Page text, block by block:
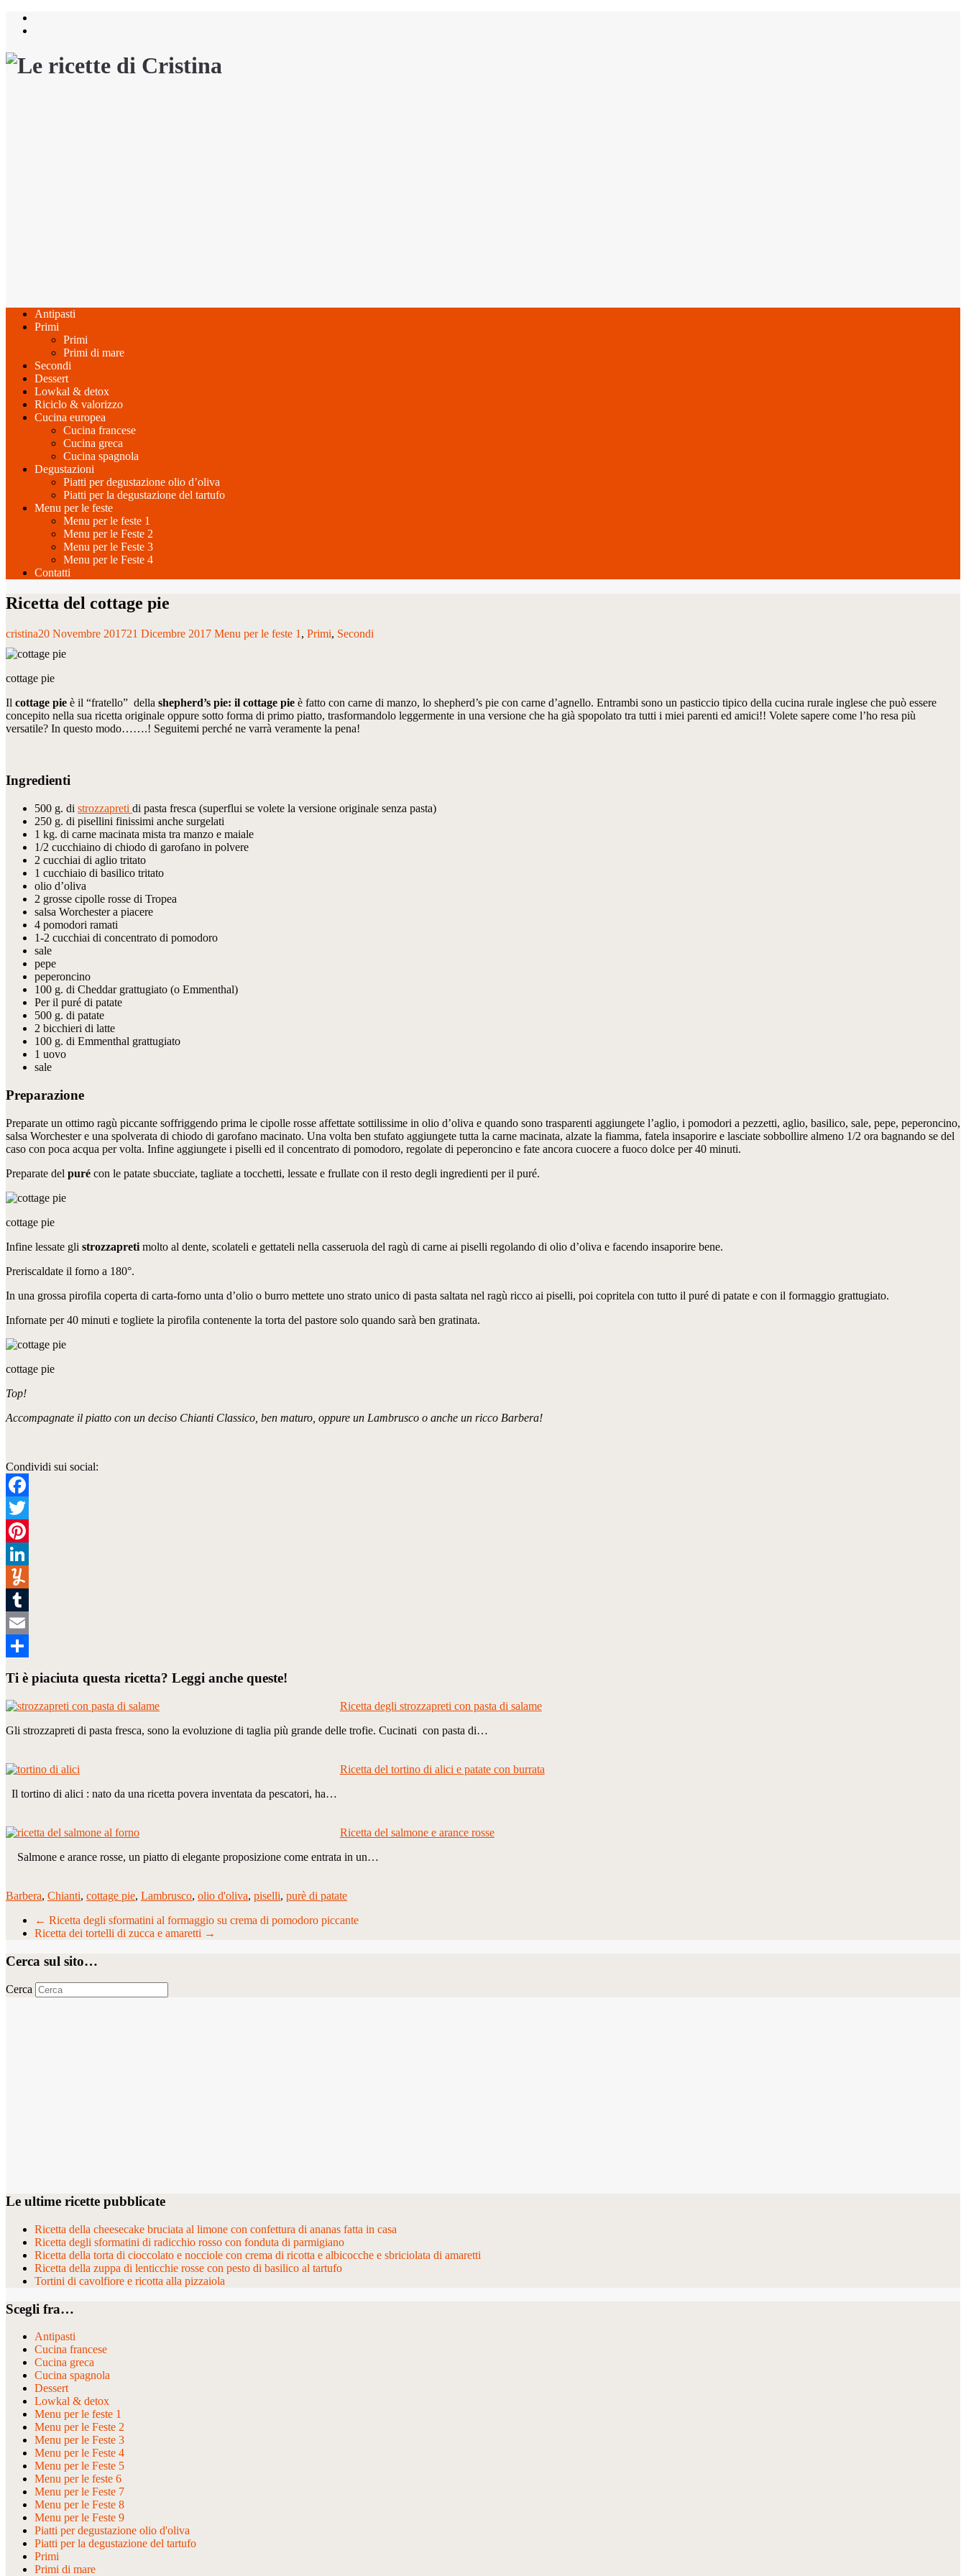
Salta
Antipasti
Primi
Primi
Primi di mare
Secondi
Dessert
Lowkal & detox
Riciclo & valorizzo
Cucina europea
Cucina francese
Cucina greca
Cucina spagnola
Degustazioni
Piatti per degustazione olio d’oliva
Piatti per la degustazione del tartufo
Menu per le feste
Menu per le feste 1
Menu per le Feste 2
Menu per le Feste 3
Menu per le Feste 4
Contatti
Ricetta del cottage pie
cristina20 Novembre 201721 Dicembre 2017 Menu per le feste 1 Primi Secondi
cottage pie
Il cottage pie è il “fratello” della shepherd’s pie: il cottage pie è fatto con carne di manzo, lo shepherd’s pie con carne d’agnello. Entrambi sono un pasticcio tipico della cucina rurale inglese che può essere
concepito nella sua ricetta originale oppure sotto forma di primo piatto, trasformandolo leggermente in una versione che ha già spopolato tra tutti i miei parenti ed amici!! Volete sapere come l’ho resa più
versatile? In questo modo…….! Seguitemi perché ne varrà veramente la pena!
Ingredienti
500 g. di strozzapreti di pasta fresca (superflui se volete la versione originale senza pasta)
250 g. di pisellini finissimi anche surgelati
1 kg. di carne macinata mista tra manzo e maiale
1/2 cucchiaino di chiodo di garofano in polvere
2 cucchiai di aglio tritato
1 cucchiaio di basilico tritato
olio d’oliva
2 grosse cipolle rosse di Tropea
salsa Worchester a piacere
4 pomodori ramati
1-2 cucchiai di concentrato di pomodoro
sale
pepe
peperoncino
100 g. di Cheddar grattugiato (o Emmenthal)
Per il puré di patate
500 g. di patate
2 bicchieri di latte
100 g. di Emmenthal grattugiato
1 uovo
sale
Preparazione
Preparate un ottimo ragù piccante soffriggendo prima le cipolle rosse affettate sottilissime in olio d’oliva e quando sono trasparenti aggiungete l’aglio, i pomodori a pezzetti, aglio, basilico, sale, pepe, peperoncino,
salsa Worchester e una spolverata di chiodo di garofano macinato. Una volta ben stufato aggiungete tutta la carne macinata, alzate la fiamma, fatela insaporire e lasciate sobbollire almeno 1/2 ora bagnando se del
caso con poca acqua per volta. Infine aggiungete i piselli ed il concentrato di pomodoro, regolate di peperoncino e fate ancora cuocere a fuoco dolce per 40 minuti.
Preparate del puré con le patate sbucciate, tagliate a tocchetti, lessate e frullate con il resto degli ingredienti per il puré.
cottage pie
Infine lessate gli strozzapreti molto al dente, scolateli e gettateli nella casseruola del ragù di carne ai piselli regolando di olio d’oliva e facendo insaporire bene.
Preriscaldate il forno a 180°.
In una grossa pirofila coperta di carta-forno unta d’olio o burro mettete uno strato unico di pasta saltata nel ragù ricco ai piselli, poi copritela con tutto il puré di patate e con il formaggio grattugiato.
Infornate per 40 minuti e togliete la pirofila contenente la torta del pastore solo quando sarà ben gratinata.
cottage pie
Top!
Accompagnate il piatto con un deciso Chianti Classico, ben maturo, oppure un Lambrusco o anche un ricco Barbera!
Condividi sui social:
Facebook
Twitter
Pinterest
LinkedIn
Yummly
Tumblr
Email
Ti è piaciuta questa ricetta? Leggi anche queste!
Ricetta degli strozzapreti con pasta di salame
Gli strozzapreti di pasta fresca, sono la evoluzione di taglia più grande delle trofie. Cucinati con pasta di…
Ricetta del tortino di alici e patate con burrata
Il tortino di alici : nato da una ricetta povera inventata da pescatori, ha…
Ricetta del salmone e arance rosse
Salmone e arance rosse, un piatto di elegante proposizione come entrata in un…
Barbera, Chianti, cottage pie, Lambrusco, olio d'oliva, piselli, purè di patate
← Ricetta degli sformatini al formaggio su crema di pomodoro piccante
Ricetta dei tortelli di zucca e amaretti →
Cerca sul sito…
Cerca
Le ultime ricette pubblicate
Ricetta della cheesecake bruciata al limone con confettura di ananas fatta in casa
Ricetta degli sformatini di radicchio rosso con fonduta di parmigiano
Ricetta della torta di cioccolato e nocciole con crema di ricotta e albicocche e sbriciolata di amaretti
Ricetta della zuppa di lenticchie rosse con pesto di basilico al tartufo
Tortini di cavolfiore e ricotta alla pizzaiola
Scegli fra…
Antipasti
Cucina francese
Cucina greca
Cucina spagnola
Dessert
Lowkal & detox
Menu per le feste 1
Menu per le Feste 2
Menu per le Feste 3
Menu per le Feste 4
Menu per le Feste 5
Menu per le feste 6
Menu per le Feste 7
Menu per le Feste 8
Menu per le Feste 9
Piatti per degustazione olio d'oliva
Piatti per la degustazione del tartufo
Primi
Primi di mare